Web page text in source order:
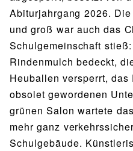
Abiturjahrgang 2026.
und groß war auch das
Schulgemeinschaft
Rindenmulch bedeckt,
Heuballen versperrt,
obsolet gewordenen
grünen Salon wartete
mehr ganz
Schulgebäude.